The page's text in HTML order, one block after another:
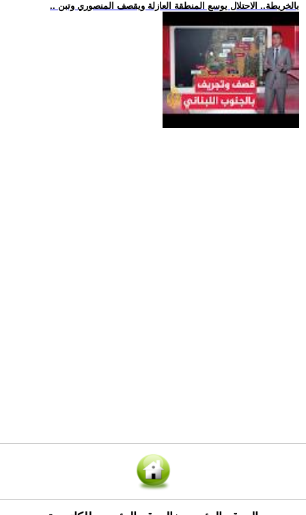
.. بالخريطة.. الاحتلال يوسع المنطقة العازلة ويقصف المنصوري وتبن